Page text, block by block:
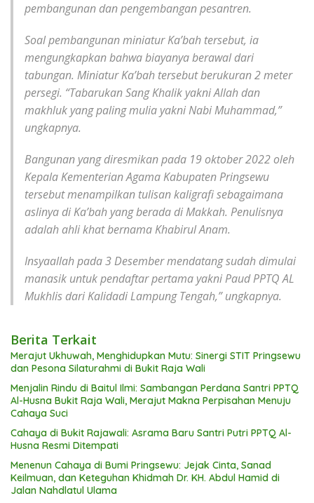
pembangunan dan pengembangan pesantren.
Soal pembangunan miniatur Ka’bah tersebut, ia
mengungkapkan bahwa biayanya berawal dari
tabungan. Miniatur Ka’bah tersebut berukuran 2 meter
persegi. “Tabarukan Sang Khalik yakni Allah dan
makhluk yang paling mulia yakni Nabi Muhammad,”
ungkapnya.
Bangunan yang diresmikan pada 19 oktober 2022 oleh
Kepala Kementerian Agama Kabupaten Pringsewu
tersebut menampilkan tulisan kaligrafi sebagaimana
aslinya di Ka’bah yang berada di Makkah. Penulisnya
adalah ahli khat bernama Khabirul Anam.
Insyaallah pada 3 Desember mendatang sudah dimulai
manasik untuk pendaftar pertama yakni Paud PPTQ AL
Mukhlis dari Kalidadi Lampung Tengah,” ungkapnya.
Berita Terkait
Merajut Ukhuwah, Menghidupkan Mutu: Sinergi STIT Pringsewu
dan Pesona Silaturahmi di Bukit Raja Wali
Menjalin Rindu di Baitul Ilmi: Sambangan Perdana Santri PPTQ
Al-Husna Bukit Raja Wali, Merajut Makna Perpisahan Menuju
Cahaya Suci
Cahaya di Bukit Rajawali: Asrama Baru Santri Putri PPTQ Al-
Husna Resmi Ditempati
Menenun Cahaya di Bumi Pringsewu: Jejak Cinta, Sanad
Keilmuan, dan Keteguhan Khidmah Dr. KH. Abdul Hamid di
Jalan Nahdlatul Ulama